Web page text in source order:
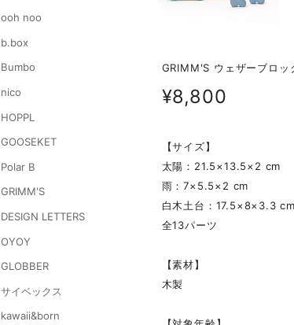
ooh noo
b.box
Bumbo
nico
HOPPL
GOOSEKET
Polar B
GRIMM'S
DESIGN LETTERS
OYOY
GLOBBER
サイベックス
kawaii&born
GRIMM'S ウェザーブロッ
¥8,800
【サイズ】
太陽：21.5×13.5×2 cm
雨：7×5.5×2 cm
白木土台：17.5×8×3.3 cm
全13パーツ
【素材】
木製